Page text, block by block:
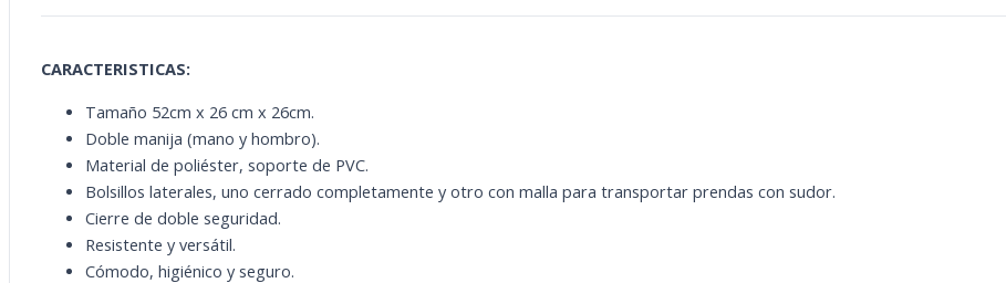
CARACTERISTICAS:
Tamaño 52cm x 26 cm x 26cm.
Doble manija (mano y hombro).
Material de poliéster, soporte de PVC.
Bolsillos laterales, uno cerrado completamente y otro con malla para transportar prendas con sudor.
Cierre de doble seguridad.
Resistente y versátil.
Cómodo, higiénico y seguro.